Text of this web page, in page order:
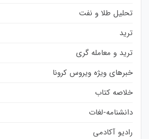
تحلیل طلا و نفت
ترید
ترید و معامله گری
خبرهای ویژه ویروس کرونا
خلاصه کتاب
دانشنامه-لغات
رادیو آکادمی